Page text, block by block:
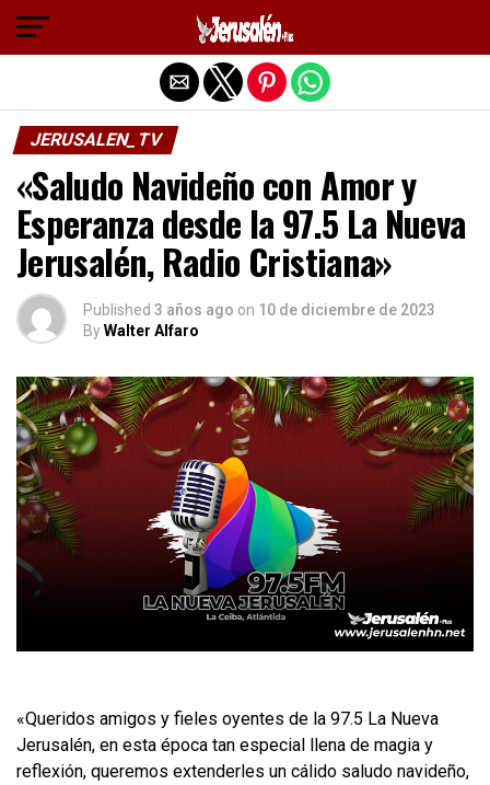
JERUSALEN_TV
«Saludo Navideño con Amor y
Esperanza desde la 97.5 La Nueva
Jerusalén, Radio Cristiana»
Published 3 años ago on 10 de diciembre de 2023
ByWalter Alfaro
«Queridos amigos y fieles oyentes de la 97.5 La Nueva
Jerusalén, en esta época tan especial llena de magia y
reflexión, queremos extenderles un cálido saludo navideño,
Salir de la versión móvil